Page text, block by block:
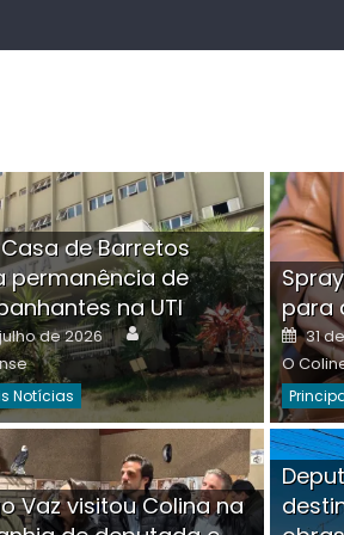
na Av. Ângelo
por criminoso
de Barretos
permanência de
na UTI
de 2026 Author
Notícias
para
on
31
O
Vaz visitou Colina na